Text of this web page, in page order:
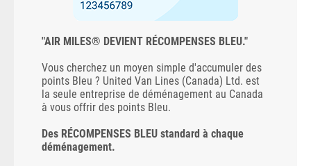
"AIR MILES® DEVIENT RÉCOMPENSES BLEU."
Vous cherchez un moyen simple d'accumuler des
points Bleu ? United Van Lines (Canada) Ltd. est
la seule entreprise de déménagement au Canada
à vous offrir des points Bleu.
Des RÉCOMPENSES BLEU standard à chaque
déménagement.